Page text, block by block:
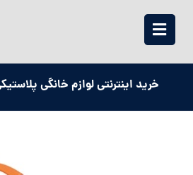
خرید اینترنتی لوازم خانگی